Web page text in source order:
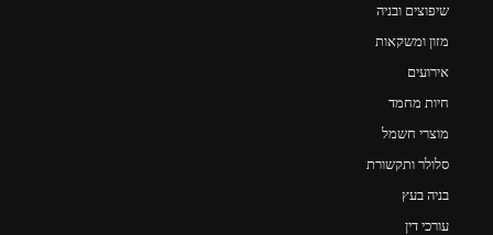
שיפוצים ובניה
מזון ומשקאות
אירועים
חיות מחמד
מוצרי חשמל
סלולר ותקשורת
בניה בעץ
עורכי דין